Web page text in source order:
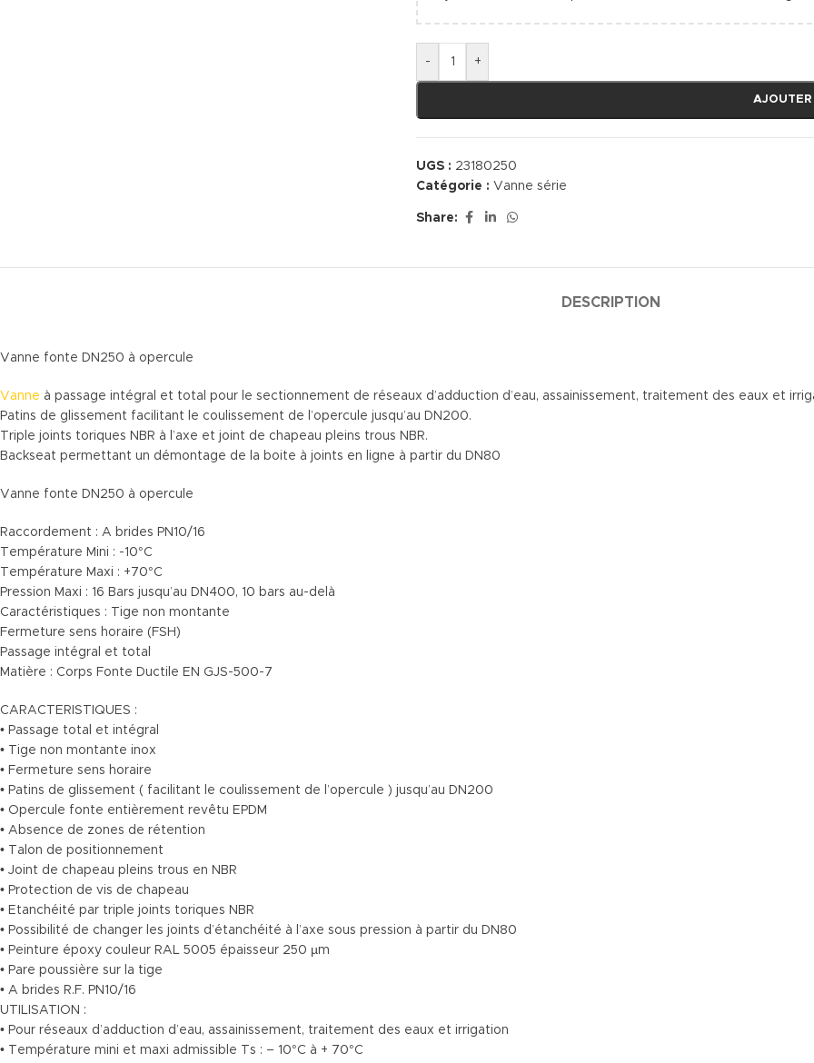
- +
UGS : 23180250
Catégorie : Vanne série
Share:
DESCRIPTION
Vanne fonte DN250 à opercule
Vanne à passage intégral et total pour le sectionnement de réseaux d’adduction d’eau, assainissement, traitement des eaux et
Patins de glissement facilitant le coulissement de l’opercule jusqu’au DN200.
Triple joints toriques NBR à l’axe et joint de chapeau pleins trous NBR.
Backseat permettant un démontage de la boite à joints en ligne à partir du DN80
Vanne fonte DN250 à opercule
Raccordement : A brides PN10/16
Température Mini : -10°C
Température Maxi : +70°C
Pression Maxi : 16 Bars jusqu’au DN400, 10 bars au-delà
Caractéristiques : Tige non montante
Fermeture sens horaire (FSH)
Passage intégral et total
Matière : Corps Fonte Ductile EN GJS-500-7
CARACTERISTIQUES :
• Passage total et intégral
• Tige non montante inox
• Fermeture sens horaire
• Patins de glissement ( facilitant le coulissement de l’opercule ) jusqu’au DN200
• Opercule fonte entièrement revêtu EPDM
• Absence de zones de rétention
• Talon de positionnement
• Joint de chapeau pleins trous en NBR
• Protection de vis de chapeau
• Etanchéité par triple joints toriques NBR
• Possibilité de changer les joints d’étanchéité à l’axe sous pression à partir du DN80
• Peinture époxy couleur RAL 5005 épaisseur 250 µm
• Pare poussière sur la tige
• A brides R.F. PN10/16
UTILISATION :
• Pour réseaux d’adduction d’eau, assainissement, traitement des eaux et irrigation
• Température mini et maxi admissible Ts : – 10°C à + 70°C